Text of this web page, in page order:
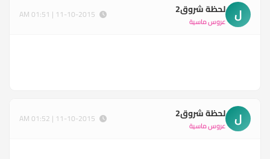
ل لحظة شروق2
عروس ماسية
ل لحظة شروق2
عروس ماسية